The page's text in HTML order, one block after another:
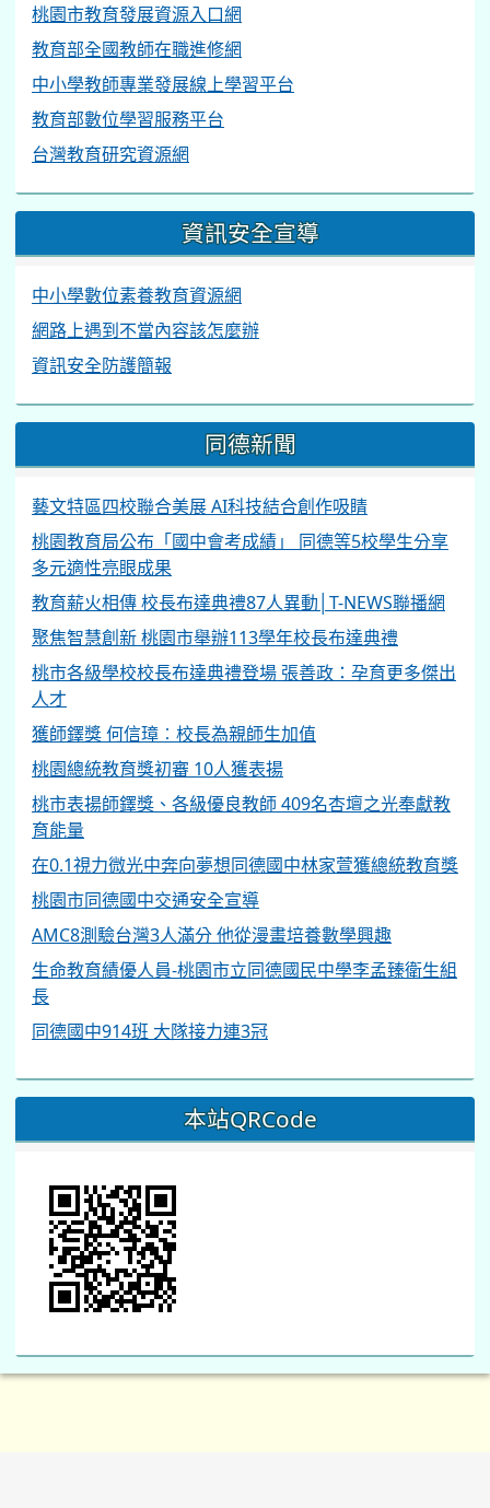
桃園市教育發展資源入口網
教育部全國教師在職進修網
中小學教師專業發展線上學習平台
教育部數位學習服務平台
台灣教育研究資源網
資訊安全宣導
中小學數位素養教育資源網
網路上遇到不當內容該怎麼辦
資訊安全防護簡報
同德新聞
藝文特區四校聯合美展 AI科技結合創作吸睛
桃園教育局公布「國中會考成績」 同德等5校學生分享
多元適性亮眼成果
教育薪火相傳 校長布達典禮87人異動│T-NEWS聯播網
聚焦智慧創新 桃園市舉辦113學年校長布達典禮
桃市各級學校校長布達典禮登場 張善政：孕育更多傑出
人才
獲師鐸獎 何信璋︰校長為親師生加值
桃園總統教育獎初審 10人獲表揚
桃市表揚師鐸獎、各級優良教師 409名杏壇之光奉獻教
育能量
在0.1視力微光中奔向夢想同德國中林家萱獲總統教育獎
桃園市同德國中交通安全宣導
AMC8測驗台灣3人滿分 他從漫畫培養數學興趣
生命教育績優人員-桃園市立同德國民中學李孟臻衛生組
長
同德國中914班 大隊接力連3冠
本站QRCode